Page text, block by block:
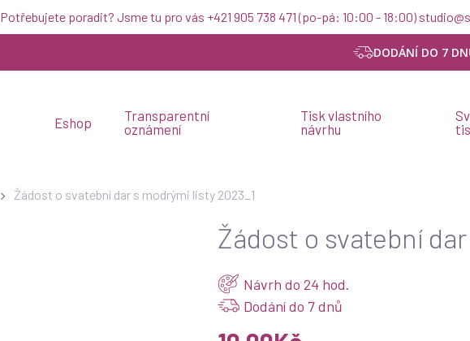
Potřebujete poradit? Jsme tu pro vás +421 905 738 471 (po-pá: 10:00 - 18:00)
DODÁNÍ DO 7
Eshop
Transparentní
oznámení
Tisk vlastního
návrhu
Žádost o svatební dar s modrými listy 2023_1
Žádost o svatební
Návrh do 24 hod.
Dodání do 7 dnů